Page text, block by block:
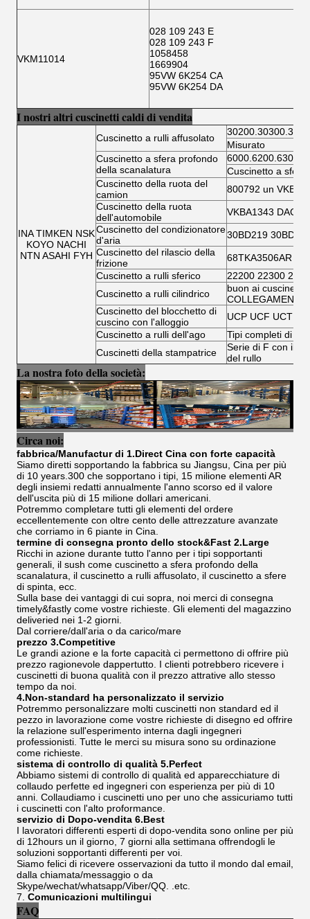
VKM11014
028 109 243 E
028 109 243 F
1058458
1669904
95VW 6K254 CA
95VW 6K254 DA
I nostri altri cuscinetti caldi di vendita
INA TIMKEN NSK
KOYO NACHI
NTN ASAHI FYH
Cuscinetto a rulli affusolato
Misurato
Cuscinetto a sfera profondo
della scanalatura
Cuscinetto a sfera
Cuscinetto della ruota del
camion
800792 un VKBA
Cuscinetto della ruota
dell'automobile
VKBA1343
Cuscinetto del condizionatore
d'aria
30BD219 30BD40
Cuscinetto del rilascio della
frizione
68TKA3506AR
Cuscinetto a rulli sferico
22200 22300
Cuscinetto a rulli cilindrico
buon ai cuscinetti
COLLEGAMENTO
Cuscinetto del blocchetto di
cuscino con l'alloggio
UCP UCF UCT
Cuscinetto a rulli dell'ago
Tipi completi di
Cuscinetti della stampatrice
Serie di F con il
del rullo
La nostra foto della società:
Circa noi:
fabbrica/Manufactur di 1.Direct Cina con forte capacità
Siamo diretti sopportando la fabbrica su Jiangsu, Cina per più
di 10 years.300 che sopportano i tipi, 15 milione elementi AR
degli insiemi redatti annualmente l'anno scorso ed il valore
dell'uscita più di 15 milione dollari americani.
Potremmo completare tutti gli elementi del ordere
eccellentemente con oltre cento delle attrezzature avanzate
che corriamo in 6 piante in Cina.
termine di consegna pronto dello stock&Fast 2.Large
Ricchi in azione durante tutto l'anno per i tipi sopportanti
generali, il sush come cuscinetto a sfera profondo della
scanalatura, il cuscinetto a rulli affusolato, il cuscinetto a sfere
di spinta, ecc.
Sulla base dei vantaggi di cui sopra, noi merci di consegna
timely&fastly come vostre richieste. Gli elementi del magazzino
deliveried nei 1-2 giorni.
Dal corriere/dall'aria o da carico/mare
prezzo 3.Competitive
Le grandi azione e la forte capacità ci permettono di offrire più
prezzo ragionevole dappertutto. I clienti potrebbero ricevere i
cuscinetti di buona qualità con il prezzo attrative allo stesso
tempo da noi.
4.Non-standard ha personalizzato il servizio
Potremmo personalizzare molti cuscinetti non standard ed il
pezzo in lavorazione come vostre richieste di disegno ed offrire
la relazione sull'esperimento interna dagli ingegneri
professionisti. Tutte le merci su misura sono su ordinazione
come richieste.
sistema di controllo di qualità 5.Perfect
Abbiamo sistemi di controllo di qualità ed apparecchiature di
collaudo perfette ed ingegneri con esperienza per più di 10
anni. Collaudiamo i cuscinetti uno per uno che assicuriamo tutti
i cuscinetti con l'alto proformance.
servizio di Dopo-vendita 6.Best
I lavoratori differenti esperti di dopo-vendita sono online per più
di 12hours un il giorno, 7 giorni alla settimana offrendogli le
soluzioni sopportanti differenti per voi.
Siamo felici di ricevere osservazioni da tutto il mondo dal email,
dalla chiamata/messaggio o da
Skype/wechat/whatsapp/Viber/QQ. .etc.
7. Comunicazioni multilingui
FAQ